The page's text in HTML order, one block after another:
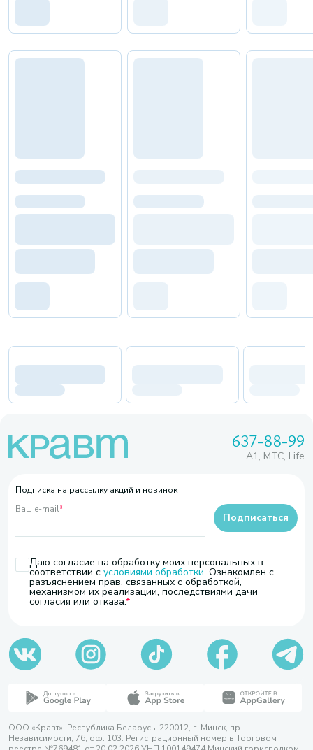
637-88-99
A1, МТС, Life
Подписка на рассылку акций и новинок
Ваш e-mail*
Даю согласие на обработку моих персональных в
соответствии с условиями обработки. Ознакомлен с
разъяснением прав, связанных с обработкой,
механизмом их реализации, последствиями дачи
согласия или отказа.
Подписаться
ООО «Кравт». Республика Беларусь, 220012, г. Минск, пр.
Независимости, 76, оф. 103. Регистрационный номер в Торговом